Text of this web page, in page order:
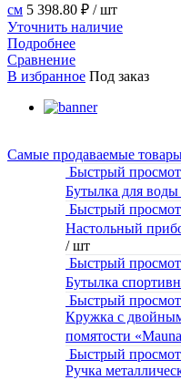
см 5 398.80 ₽ / шт
Уточнить наличие
Подробнее
Сравнение
В избранное Под заказ
Самые продаваемые
Быстрый
Бутылка для
Быстрый
Настольный
/ шт
Быстрый
Бутылка
Быстрый
Кружка с
помятости
Быстрый
Ручка